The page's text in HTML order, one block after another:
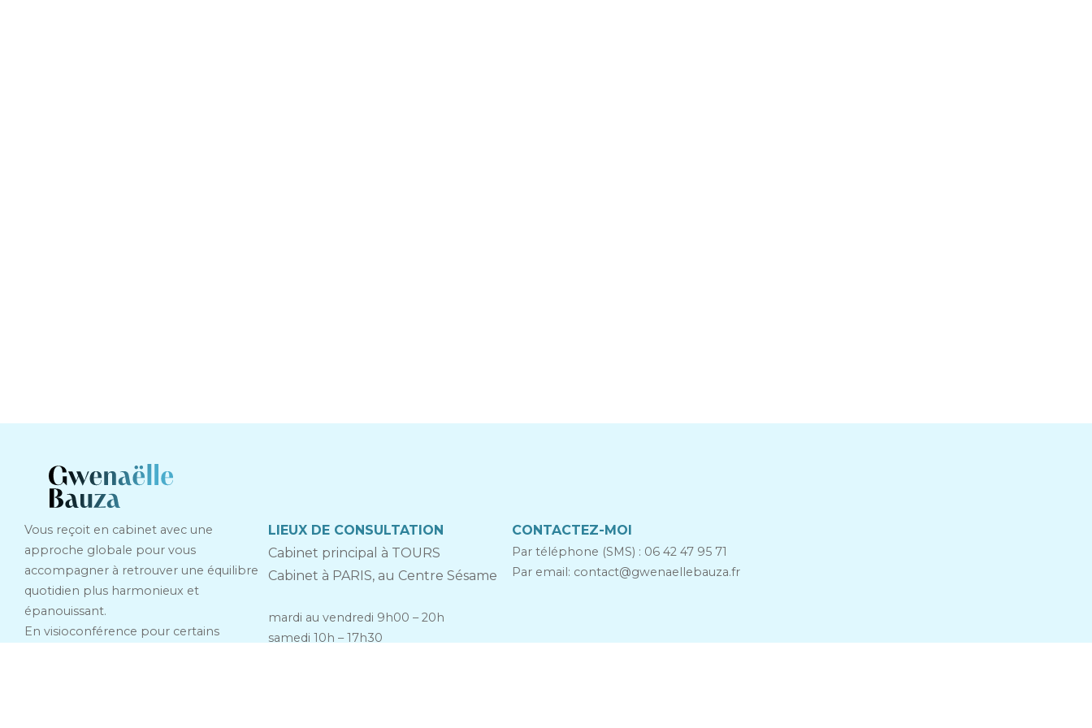
Vous reçoit en cabinet avec une
approche globale pour vous
accompagner à retrouver une équilibre
quotidien plus harmonieux et
épanouissant.
En visioconférence pour certains
LIEUX DE CONSULTATION
Cabinet principal à TOURS
Cabinet à PARIS, au Centre Sésame
mardi au vendredi 9h00 – 20h
samedi 10h – 17h30
CONTACTEZ-MOI
Par téléphone (SMS) : 06 42 47 95 71
Par email: contact@gwenaellebauza.fr